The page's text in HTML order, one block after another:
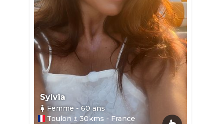
Sylvia
Femme - 60ans
Toulon ± 30kms - France